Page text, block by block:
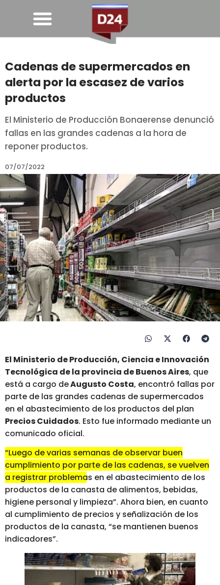
Cadenas de supermercados en
alerta por la escasez de varios
productos
El Ministerio de Producción Bonaerense denunció
fallas en las grandes cadenas a la hora de
reponer productos.
07/07/2022
El Ministerio de Producción, Ciencia e Innovación
Tecnológica de la provincia de Buenos Aires, que
está a cargo deAugusto Costa, encontró fallas por
parte de las grandes cadenas de supermercados
en el abastecimiento de los productos del plan
Precios Cuidados. Esto fue informado mediante un
comunicado oficial.
“Luego de varias semanas de observar buen
cumplimiento por parte de las cadenas, se vuelven
a registrar problemas en el abastecimiento de los
productos de la canasta de alimentos, bebidas,
higiene personal y limpieza”. Ahora bien, en cuanto
al cumplimiento de precios y señalización de los
productos de la canasta, “se mantienen buenos
indicadores”.